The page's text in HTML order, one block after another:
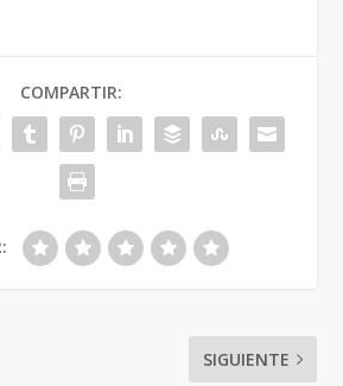
COMPARTIR:
SIGUIENTE